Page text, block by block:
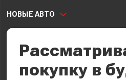
НОВЫЕ АВТО
покупку в